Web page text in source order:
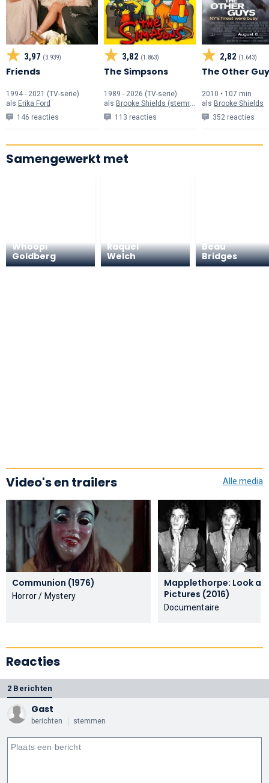
3,97 (3.939)
Friends
1994 - 2021 (TV-serie)
als Erika Ford
146 reacties
3,82 (1.863)
The Simpsons
1989 - 2026 (TV-serie)
als Brooke Shields (stemrol)
113 reacties
2,82 (1.643)
The Other
2010 • 107 min
als Brooke Shields
352 reacties
Samengewerkt met
Whoopi
Goldberg
Raquel
Welch
Beau
Bridges
Video's en trailers Alle media
Communion (1976)
Horror / Mystery
Mapplethorpe: Look at
Pictures (2016)
Documentaire
Reacties
2 Berichten
Gast
berichten stemmen